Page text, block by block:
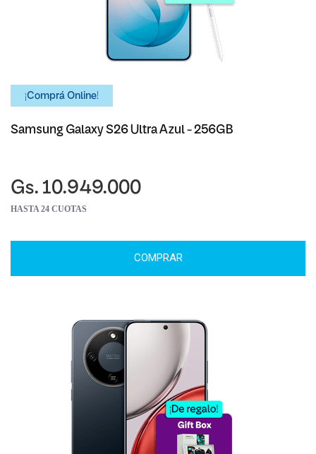
¡Comprá Online!
Samsung Galaxy S26 Ultra Azul - 256GB
Gs. 10.949.000
HASTA 24 CUOTAS
COMPRAR